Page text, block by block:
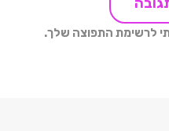
לרשימת התפוצה שלך.